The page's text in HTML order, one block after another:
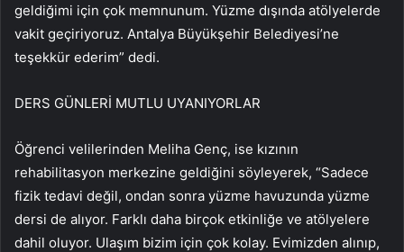
geldiğimi için çok memnunum. Yüzme dışında atölyelerde
vakit geçiriyoruz. Antalya Büyükşehir Belediyesi’ne
teşekkür ederim” dedi.
DERS GÜNLERİ MUTLU UYANIYORLAR
Öğrenci velilerinden Meliha Genç, ise kızının
rehabilitasyon merkezine geldiğini söyleyerek, “Sadece
fizik tedavi değil, ondan sonra yüzme havuzunda yüzme
dersi de alıyor. Farklı daha birçok etkinliğe ve atölyelere
dahil oluyor. Ulaşım bizim için çok kolay. Evimizden alınıp,